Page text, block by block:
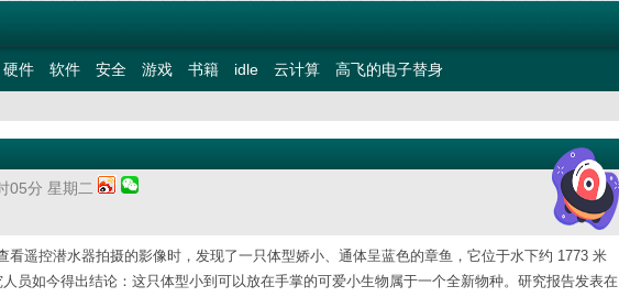
硬件 软件 安全 游戏 书籍 idle 云计算 高飞的电子替身
05分 星期二
遥控潜水器拍摄的影像时，发现了一只体型娇小、通体呈蓝色的章鱼，它位于水下约 1773 米
员如今得出结论：这只体型小到可以放在手掌的可爱小生物属于一个全新物种。研究报告发表在